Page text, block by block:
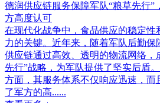
德润供应链服务保障军队“粮草先行”
方高度认可
在现代化战争中，食品供应的稳定性
力的关键。近年来，随着军队后勤保
供应链通过高效、透明的物流网络，
先行”战略，为军队提供了坚实后盾
方面，其服务体系不仅响应迅速，而
了军方的高......